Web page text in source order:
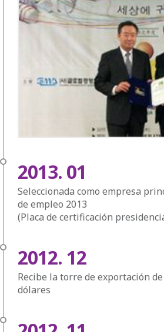
2013. 01
Seleccionada como empresa
de empleo 2013
(Placa de certificación
2012. 12
Recibe la torre de exportación
dólares